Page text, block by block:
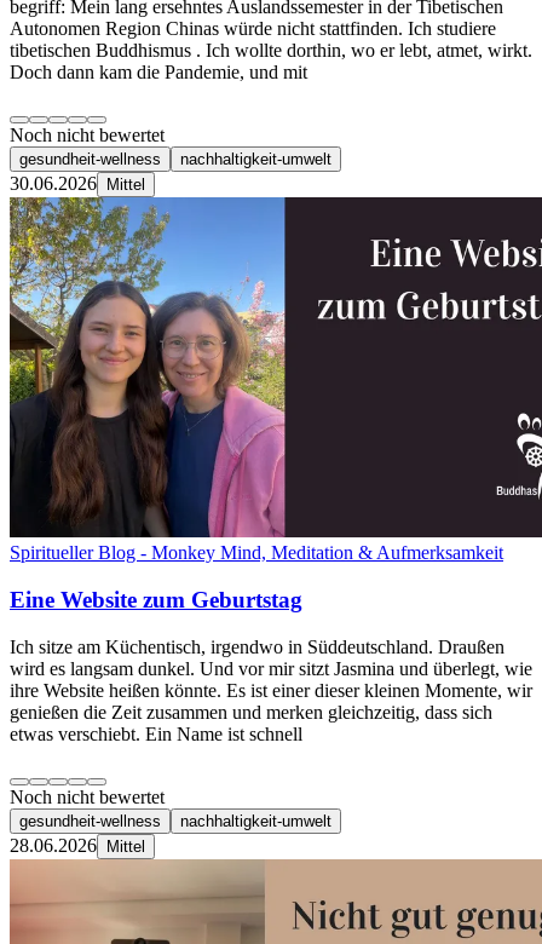
begriff: Mein lang ersehntes Auslandssemester in der Tibetischen
Autonomen Region Chinas würde nicht stattfinden. Ich studiere
tibetischen Buddhismus . Ich wollte dorthin, wo er lebt, atmet, wirkt.
Doch dann kam die Pandemie, und mit
Noch nicht bewertet
gesundheit-wellness nachhaltigkeit-umwelt
30.06.2026 Mittel
Spiritueller Blog - Monkey Mind, Meditation & Aufmerksamkeit
Eine Website zum Geburtstag
Ich sitze am Küchentisch, irgendwo in Süddeutschland. Draußen
wird es langsam dunkel. Und vor mir sitzt Jasmina und überlegt, wie
ihre Website heißen könnte. Es ist einer dieser kleinen Momente, wir
genießen die Zeit zusammen und merken gleichzeitig, dass sich
etwas verschiebt. Ein Name ist schnell
Noch nicht bewertet
gesundheit-wellness nachhaltigkeit-umwelt
28.06.2026 Mittel